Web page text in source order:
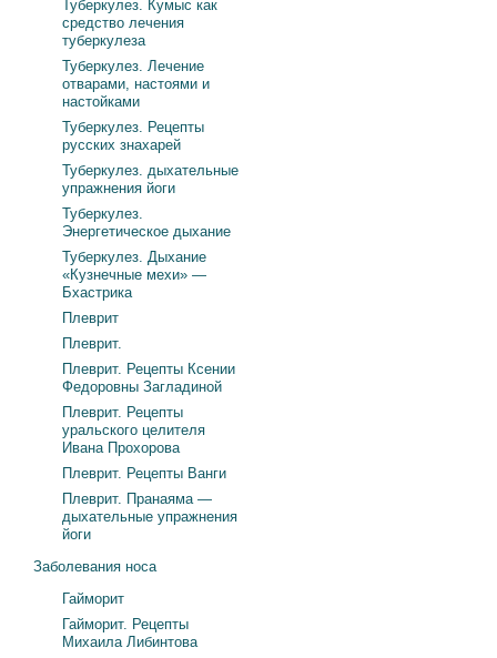
Туберкулез. Кумыс как
средство лечения
туберкулеза
Туберкулез. Лечение
отварами, настоями и
настойками
Туберкулез. Рецепты
русских знахарей
Туберкулез. дыхательные
упражнения йоги
Туберкулез.
Энергетическое дыхание
Туберкулез. Дыхание
«Кузнечные мехи» —
Бхастрика
Плеврит
Плеврит.
Плеврит. Рецепты Ксении
Федоровны Загладиной
Плеврит. Рецепты
уральского целителя
Ивана Прохорова
Плеврит. Рецепты Ванги
Плеврит. Пранаяма —
дыхательные упражнения
йоги
Заболевания носа
Гайморит
Гайморит. Рецепты
Михаила Либинтова